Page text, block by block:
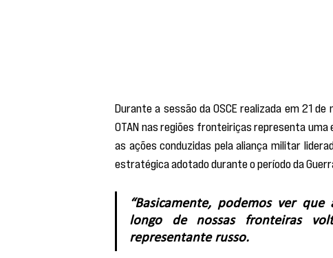
Durante a sessão da OSCE realizada em 21
OTAN nas regiões fronteiriças representa
as ações conduzidas pela aliança militar
estratégica adotado durante o período da
“Basicamente, podemos ver
longo de nossas fronteiras
representante russo.